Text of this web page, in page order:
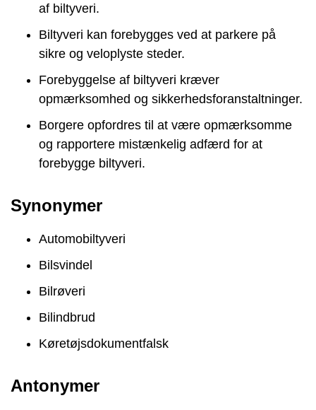
af biltyveri.
Biltyveri kan forebygges ved at parkere på
sikre og veloplyste steder.
Forebyggelse af biltyveri kræver
opmærksomhed og sikkerhedsforanstaltninger.
Borgere opfordres til at være opmærksomme
og rapportere mistænkelig adfærd for at
forebygge biltyveri.
Synonymer
Automobiltyveri
Bilsvindel
Bilrøveri
Bilindbrud
Køretøjsdokumentfalsk
Antonymer